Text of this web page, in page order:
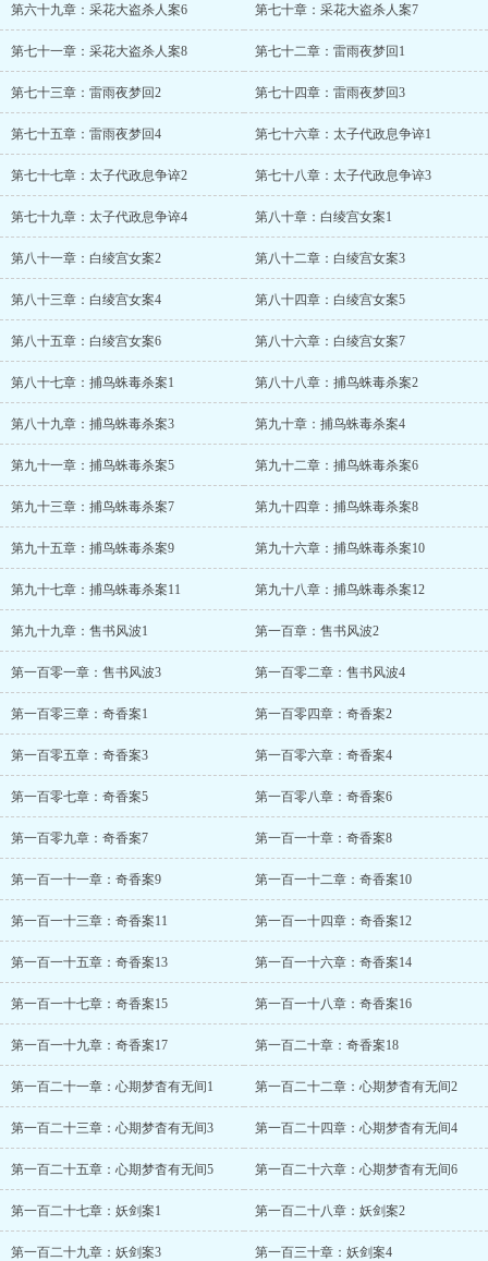
第六十九章：采花大盗杀人案6 第七十章：采花大盗杀人案7
第七十一章：采花大盗杀人案8 第七十二章：雷雨夜梦回1
第七十三章：雷雨夜梦回2 第七十四章：雷雨夜梦回3
第七十五章：雷雨夜梦回4 第七十六章：太子代政息争谇1
第七十七章：太子代政息争谇2 第七十八章：太子代政息争谇3
第七十九章：太子代政息争谇4 第八十章：白绫宫女案1
第八十一章：白绫宫女案2 第八十二章：白绫宫女案3
第八十三章：白绫宫女案4 第八十四章：白绫宫女案5
第八十五章：白绫宫女案6 第八十六章：白绫宫女案7
第八十七章：捕鸟蛛毒杀案1 第八十八章：捕鸟蛛毒杀案2
第八十九章：捕鸟蛛毒杀案3 第九十章：捕鸟蛛毒杀案4
第九十一章：捕鸟蛛毒杀案5 第九十二章：捕鸟蛛毒杀案6
第九十三章：捕鸟蛛毒杀案7 第九十四章：捕鸟蛛毒杀案8
第九十五章：捕鸟蛛毒杀案9 第九十六章：捕鸟蛛毒杀案10
第九十七章：捕鸟蛛毒杀案11 第九十八章：捕鸟蛛毒杀案12
第九十九章：售书风波1 第一百章：售书风波2
第一百零一章：售书风波3 第一百零二章：售书风波4
第一百零三章：奇香案1 第一百零四章：奇香案2
第一百零五章：奇香案3 第一百零六章：奇香案4
第一百零七章：奇香案5 第一百零八章：奇香案6
第一百零九章：奇香案7 第一百一十章：奇香案8
第一百一十一章：奇香案9 第一百一十二章：奇香案10
第一百一十三章：奇香案11 第一百一十四章：奇香案12
第一百一十五章：奇香案13 第一百一十六章：奇香案14
第一百一十七章：奇香案15 第一百一十八章：奇香案16
第一百一十九章：奇香案17 第一百二十章：奇香案18
第一百二十一章：心期梦杳有无间1 第一百二十二章：心期梦杳有无间2
第一百二十三章：心期梦杳有无间3 第一百二十四章：心期梦杳有无间4
第一百二十五章：心期梦杳有无间5 第一百二十六章：心期梦杳有无间6
第一百二十七章：妖剑案1 第一百二十八章：妖剑案2
第一百二十九章：妖剑案3 第一百三十章：妖剑案4